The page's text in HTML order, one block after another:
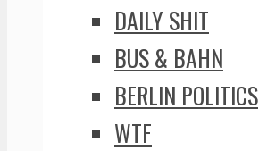
DAILY SHIT
BUS & BAHN
BERLIN POLITICS
WTF